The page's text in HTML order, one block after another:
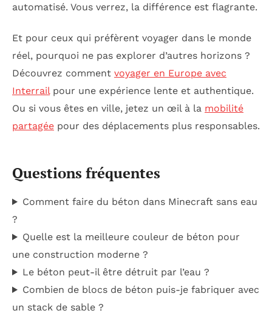
automatisé. Vous verrez, la différence est flagrante.
Et pour ceux qui préfèrent voyager dans le monde
réel, pourquoi ne pas explorer d’autres horizons ?
Découvrez comment voyager en Europe avec
Interrailpour une expérience lente et authentique.
Ou si vous êtes en ville, jetez un œil à la mobilité
partagée pour des déplacements plus responsables.
Questions fréquentes
Comment faire du béton dans Minecraft sans eau
?
Quelle est la meilleure couleur de béton pour
une construction moderne ?
Le béton peut-il être détruit par l’eau ?
Combien de blocs de béton puis-je fabriquer avec
un stack de sable ?